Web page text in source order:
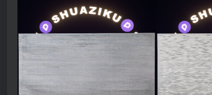
记住登录 找回密码|
登录